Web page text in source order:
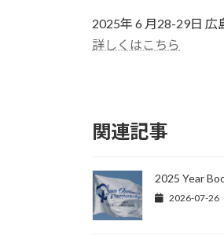
新
2025年 6 月28-29日
詳しくはこちら
関連記事
2025 Year
2026-07-26